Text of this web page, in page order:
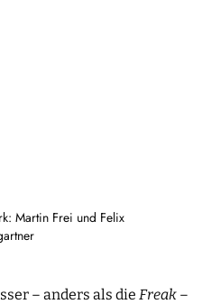
Martin Frei und Felix
– anders als die Freak –